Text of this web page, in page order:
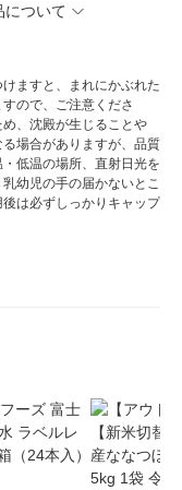
について
ますと、まれにかぶれた
ので、ご注意くださ
、沈殿が生じることや
場合がありますが、品質
低温の場所、直射日光を
幼児の手の届かないとこ
は必ずしっかりキャップ